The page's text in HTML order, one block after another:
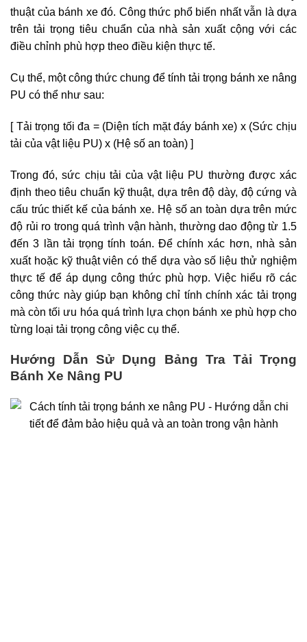
thuật của bánh xe đó. Công thức phổ biến nhất vẫn là dựa
trên tải trọng tiêu chuẩn của nhà sản xuất cộng với các
điều chỉnh phù hợp theo điều kiện thực tế.
Cụ thể, một công thức chung để tính tải trọng bánh xe nâng
PU có thể như sau:
[ Tải trọng tối đa = (Diện tích mặt đáy bánh xe) x (Sức chịu
tải của vật liệu PU) x (Hệ số an toàn) ]
Trong đó, sức chịu tải của vật liệu PU thường được xác
định theo tiêu chuẩn kỹ thuật, dựa trên độ dày, độ cứng và
cấu trúc thiết kế của bánh xe. Hệ số an toàn dựa trên mức
độ rủi ro trong quá trình vận hành, thường dao động từ 1.5
đến 3 lần tải trọng tính toán. Để chính xác hơn, nhà sản
xuất hoặc kỹ thuật viên có thể dựa vào số liệu thử nghiệm
thực tế để áp dụng công thức phù hợp. Việc hiểu rõ các
công thức này giúp bạn không chỉ tính chính xác tải trọng
mà còn tối ưu hóa quá trình lựa chọn bánh xe phù hợp cho
từng loại tải trọng công việc cụ thể.
Hướng Dẫn Sử Dụng Bảng Tra Tải Trọng
Bánh Xe Nâng PU